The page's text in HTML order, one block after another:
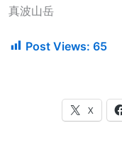
真波山岳
Post Views: 65
X